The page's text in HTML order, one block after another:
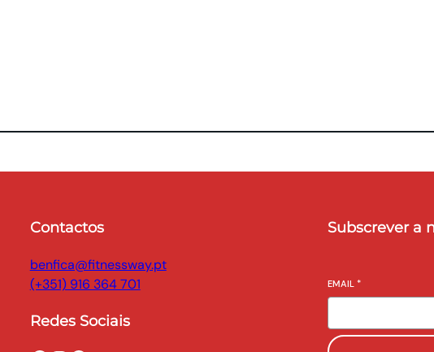
Contactos
benfica@fitnessway.pt
(+351) 916 364 701
Redes Sociais
Subscrever a
EMAIL *